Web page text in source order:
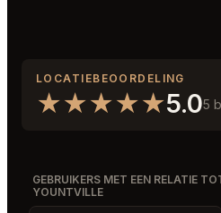
LOCATIEBEOORDELING
★★★★★5.05
GEBRUIKERS MET EEN RELATIE
YOUNTVILLE